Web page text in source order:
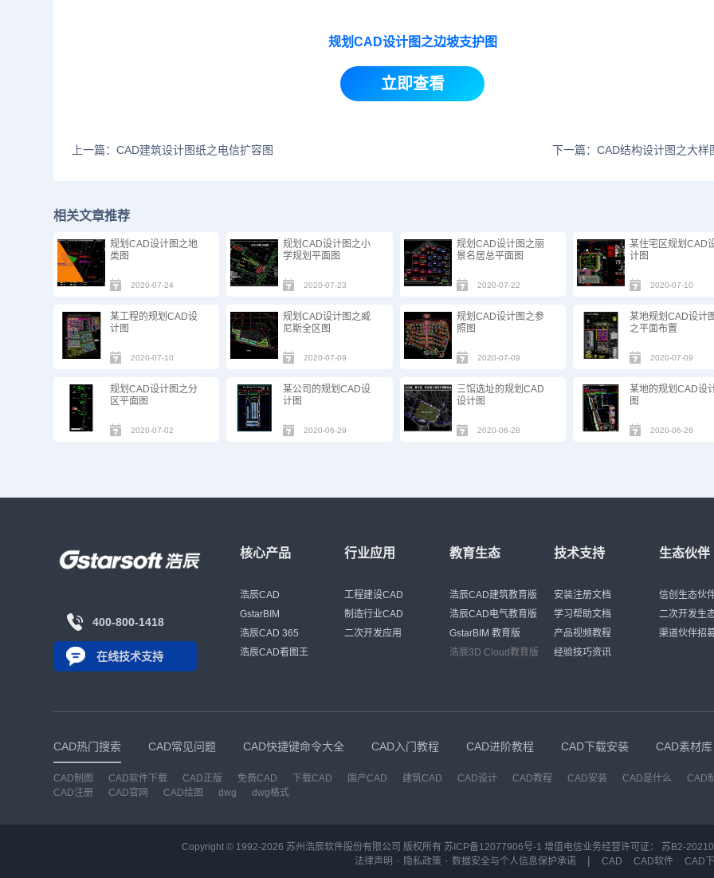
规划CAD设计图之边坡支护图
立即查看
上一篇：CAD建筑设计图纸之电信扩容图 下一篇：CAD结构设计图之大样
相关文章推荐
规划CAD设计图之地
类图
2020-07-24
规划CAD设计图之小
学规划平面图
2020-07-23
规划CAD设计图之丽
景名居总平面图
2020-07-22
某住宅区规划CAD
计图
2020-07-10
某工程的规划CAD设
计图
2020-07-10
规划CAD设计图之威
尼斯全区图
2020-07-09
规划CAD设计图之参
照图
2020-07-09
某地规划CAD设计
之平面布置
2020-07-09
规划CAD设计图之分
区平面图
2020-07-02
某公司的规划CAD设
计图
2020-06-29
三馆选址的规划CAD
设计图
2020-06-28
某地的规划CAD设
图
2020-06-28
400-800-1418
在线技术支持
核心产品
浩辰CAD
GstarBIM
浩辰CAD 365
浩辰CAD看图王
行业应用
工程建设CAD
制造行业CAD
二次开发应用
教育生态
浩辰CAD建筑教育版
浩辰CAD电气教育版
GstarBIM 教育版
浩辰3D Cloud教育版
技术支持
安装注册文档
学习帮助文档
产品视频教程
经验技巧资讯
生态伙伴
信创生态伙
二次开发生
渠道伙伴招
CAD热门搜索 CAD常见问题 CAD快捷键命令大全 CAD入门教程 CAD进阶教程 CAD下载安装 CAD素材库
CAD制图 CAD软件下载 CAD正版 免费CAD 下载CAD 国产CAD 建筑CAD CAD设计 CAD教程 CAD安装 CAD是什么
CAD
CAD注册
CAD官网 CAD绘图 dwg dwg格式
Copyright © 1992-2026 苏州浩辰软件股份有限公司 版权所有 苏ICP备12077906号-1 增值电信业务经营许可证： 苏B2-
法律声明 · 隐私政策 · 数据安全与个人信息保护承诺 | CAD CAD软件 CAD